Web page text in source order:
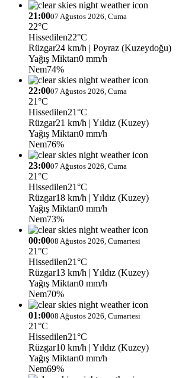
21:0007 Ağustos 2026, Cuma
22°C
Hissedilen22°C
Rüzgar24 km/h | Poyraz (Kuzeydoğu)
Yağış Miktarı0 mm/h
Nem74%
22:0007 Ağustos 2026, Cuma
21°C
Hissedilen21°C
Rüzgar21 km/h | Yıldız (Kuzey)
Yağış Miktarı0 mm/h
Nem76%
23:0007 Ağustos 2026, Cuma
21°C
Hissedilen21°C
Rüzgar18 km/h | Yıldız (Kuzey)
Yağış Miktarı0 mm/h
Nem73%
00:0008 Ağustos 2026, Cumartesi
21°C
Hissedilen21°C
Rüzgar13 km/h | Yıldız (Kuzey)
Yağış Miktarı0 mm/h
Nem70%
01:0008 Ağustos 2026, Cumartesi
21°C
Hissedilen21°C
Rüzgar10 km/h | Yıldız (Kuzey)
Yağış Miktarı0 mm/h
Nem69%